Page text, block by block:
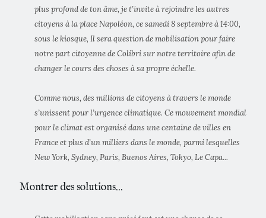
plus profond de ton âme, je t’invite à rejoindre les autres
citoyens à la place Napoléon, ce samedi 8 septembre à 14:00,
sous le kiosque, Il sera question de mobilisation pour faire
notre part citoyenne de Colibri sur notre territoire afin de
changer le cours des choses à sa propre échelle.
Comme nous, des millions de citoyens à travers le monde
s’unissent pour l’urgence climatique. Ce mouvement mondial
pour le climat est organisé dans une centaine de villes en
France et plus d’un milliers dans le monde, parmi lesquelles
New York, Sydney, Paris, Buenos Aires, Tokyo, Le Capa...
Montrer des solutions...